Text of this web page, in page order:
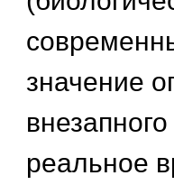
значение
реальное